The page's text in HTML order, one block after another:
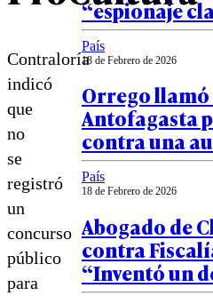
Contraloría
indicó
que
no
se
registró
un
concurso
público
para
“espionaje
País
18 de Febrero de 2026
Orrego llamó
Antofagasta
contra una
País
18 de Febrero de 2026
Abogado de
contra
“Inventó un